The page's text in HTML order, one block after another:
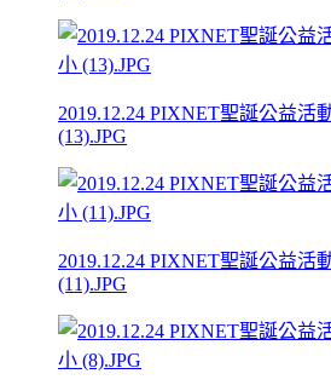
2019.12.24 PIXNET聖誕公益活
(13).JPG
2019.12.24 PIXNET聖誕公益活
(11).JPG